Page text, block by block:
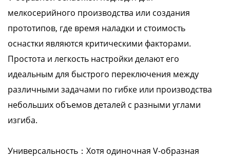
мелкосерийного производства или создания
прототипов, где время наладки и стоимость
оснастки являются критическими факторами.
Простота и легкость настройки делают его
идеальным для быстрого переключения между
различными задачами по гибке или производства
небольших объемов деталей с разными углами
изгиба.
Универсальность：Хотя одиночная V-образная